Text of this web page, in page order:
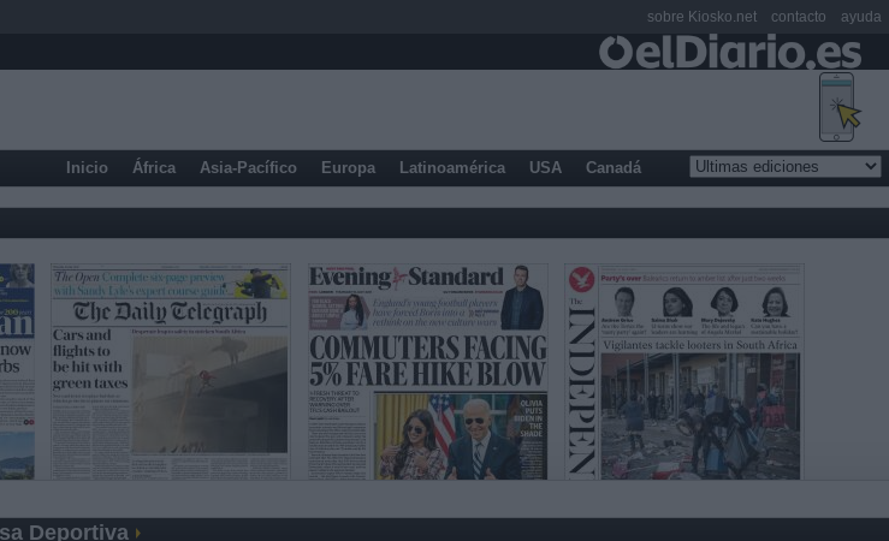
Inicio África Asia-Pacífico Europa Latinoamérica USA Canadá
Deportiva
sobre Kiosko.net contacto ayuda